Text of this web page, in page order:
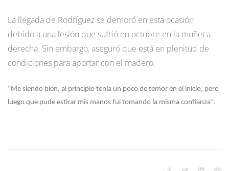
La llegada de Rodríguez se demoró en esta ocasión
debido a una lesión que sufrió en octubre en la muñeca
derecha. Sin embargo, aseguró que está en plenitud de
condiciones para aportar con el madero.
“Me siendo bien, al principio tenía un poco de temor en el inicio, pero
luego que pude estirar mis manos fui tomando la misma confianza”.